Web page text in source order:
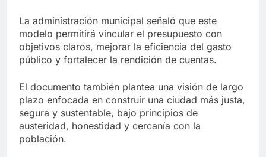
La administración municipal señaló que este
modelo permitirá vincular el presupuesto con
objetivos claros, mejorar la eficiencia del gasto
público y fortalecer la rendición de cuentas.
El documento también plantea una visión de largo
plazo enfocada en construir una ciudad más justa,
segura y sustentable, bajo principios de
austeridad, honestidad y cercanía con la
población.